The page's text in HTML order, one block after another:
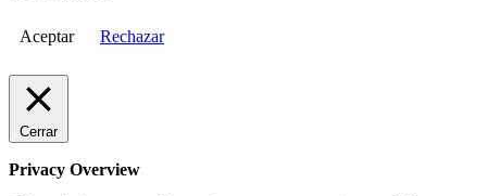
Aceptar Rechazar
Cerrar
Privacy Overview